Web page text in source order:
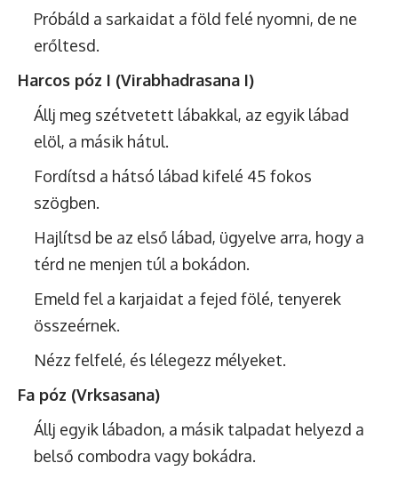
Próbáld a sarkaidat a föld felé nyomni, de ne
erőltesd.
Harcos póz I (Virabhadrasana I)
Állj meg szétvetett lábakkal, az egyik lábad
elöl, a másik hátul.
Fordítsd a hátsó lábad kifelé 45 fokos
szögben.
Hajlítsd be az első lábad, ügyelve arra, hogy a
térd ne menjen túl a bokádon.
Emeld fel a karjaidat a fejed fölé, tenyerek
összeérnek.
Nézz felfelé, és lélegezz mélyeket.
Fa póz (Vrksasana)
Állj egyik lábadon, a másik talpadat helyezd a
belső combodra vagy bokádra.